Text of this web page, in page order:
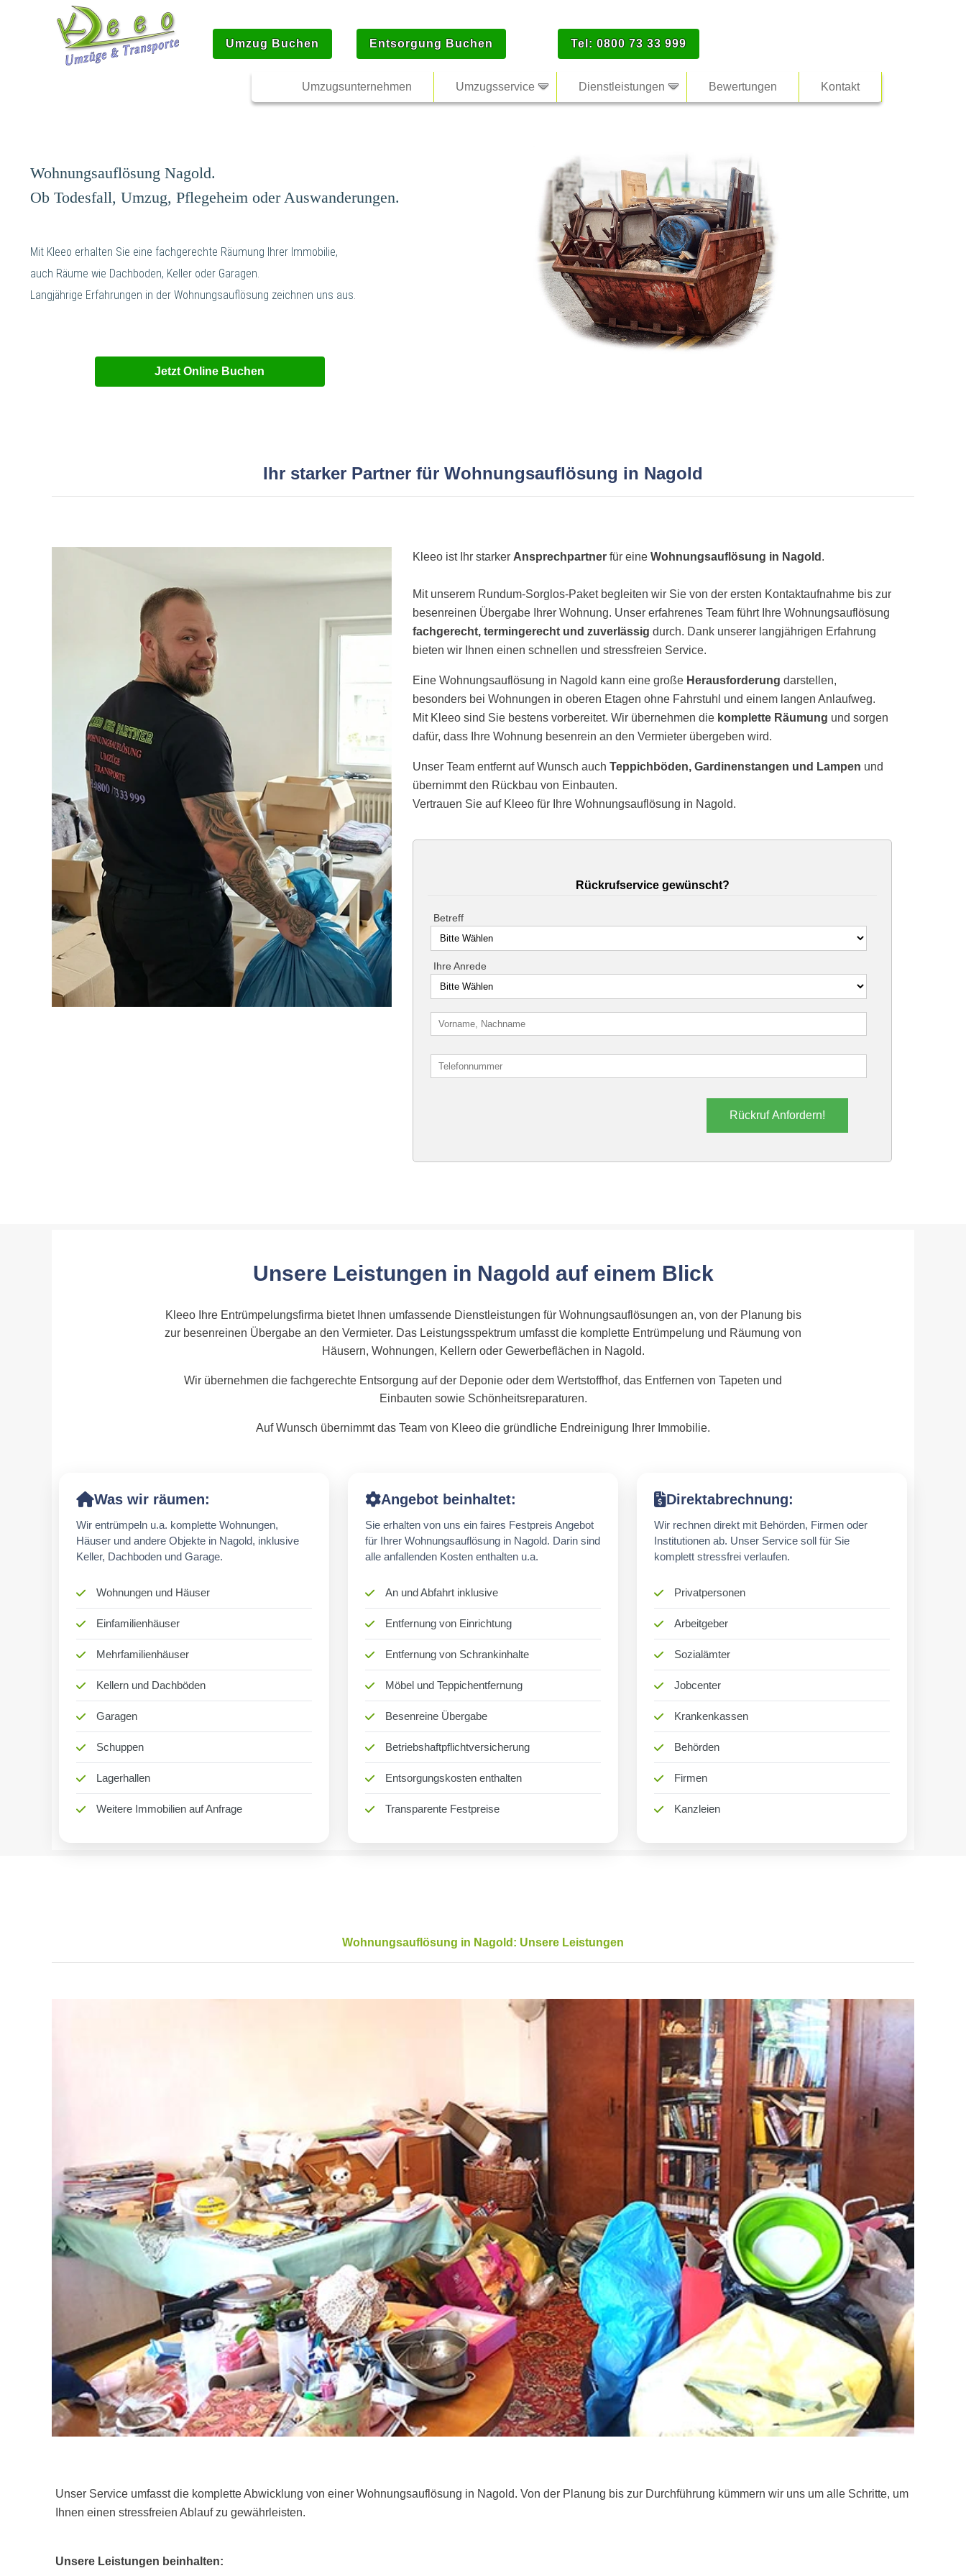
Umzug Buchen Entsorgung Buchen Tel: 0800 73 33 999
Umzugsunternehmen Umzugsservice Dienstleistungen Bewertungen Kontakt
Wohnungsauflösung Nagold.
Ob Todesfall, Umzug, Pflegeheim oder Auswanderungen.
Mit Kleeo erhalten Sie eine fachgerechte Räumung Ihrer Immobilie,
auch Räume wie Dachboden, Keller oder Garagen.
Langjährige Erfahrungen in der Wohnungsauflösung zeichnen uns aus.
Jetzt Online Buchen
Ihr starker Partner für Wohnungsauflösung in Nagold
Kleeo ist Ihr starker Ansprechpartner für eineWohnungsauflösung in Nagold .
Mit unserem Rundum-Sorglos-Paket begleiten wir Sie von der ersten Kontaktaufnahme bis zur
besenreinen Übergabe Ihrer Wohnung. Unser erfahrenes Team führt Ihre Wohnungsauflösung
fachgerecht, termingerecht und zuverlässig durch. Dank unserer langjährigen Erfahrung
bieten wir Ihnen einen schnellen und stressfreien Service.
Eine Wohnungsauflösung in Nagold kann eine große Herausforderung darstellen,
besonders bei Wohnungen in oberen Etagen ohne Fahrstuhl und einem langen Anlaufweg.
Mit Kleeo sind Sie bestens vorbereitet. Wir übernehmen die komplette Räumung und sorgen
dafür, dass Ihre Wohnung besenrein an den Vermieter übergeben wird.
Unser Team entfernt auf Wunsch auchTeppichböden, Gardinenstangen und Lampen und
übernimmt den Rückbau von Einbauten.
Vertrauen Sie auf Kleeo für Ihre Wohnungsauflösung in Nagold.
Rückrufservice gewünscht?
Betreff
Ihre Anrede
Rückruf Anfordern!
Unsere Leistungen in Nagold auf einem Blick
Kleeo Ihre Entrümpelungsfirma bietet Ihnen umfassende Dienstleistungen für Wohnungsauflösungen an, von der Planung bis
zur besenreinen Übergabe an den Vermieter. Das Leistungsspektrum umfasst die komplette Entrümpelung und Räumung von
Häusern, Wohnungen, Kellern oder Gewerbeflächen in Nagold.
Wir übernehmen die fachgerechte Entsorgung auf der Deponie oder dem Wertstoffhof, das Entfernen von Tapeten und
Einbauten sowie Schönheitsreparaturen.
Auf Wunsch übernimmt das Team von Kleeo die gründliche Endreinigung Ihrer Immobilie.
Was wir räumen:
Wir entrümpeln u.a. komplette Wohnungen,
Häuser und andere Objekte in Nagold, inklusive
Keller, Dachboden und Garage.
Wohnungen und Häuser
Einfamilienhäuser
Mehrfamilienhäuser
Kellern und Dachböden
Garagen
Schuppen
Lagerhallen
Weitere Immobilien auf Anfrage
Angebot beinhaltet:
Sie erhalten von uns ein faires Festpreis Angebot
für Ihrer Wohnungsauflösung in Nagold. Darin sind
alle anfallenden Kosten enthalten u.a.
An und Abfahrt inklusive
Entfernung von Einrichtung
Entfernung von Schrankinhalte
Möbel und Teppichentfernung
Besenreine Übergabe
Betriebshaftpflichtversicherung
Entsorgungskosten enthalten
Transparente Festpreise
Direktabrechnung:
Wir rechnen direkt mit Behörden, Firmen oder
Institutionen ab. Unser Service soll für Sie
komplett stressfrei verlaufen.
Privatpersonen
Arbeitgeber
Sozialämter
Jobcenter
Krankenkassen
Behörden
Firmen
Kanzleien
Wohnungsauflösung in Nagold: Unsere Leistungen
Unser Service umfasst die komplette Abwicklung von einer Wohnungsauflösung in Nagold. Von der Planung bis zur Durchführung kümmern wir uns um alle Schritte, um
Ihnen einen stressfreien Ablauf zu gewährleisten.
Unsere Leistungen beinhalten: